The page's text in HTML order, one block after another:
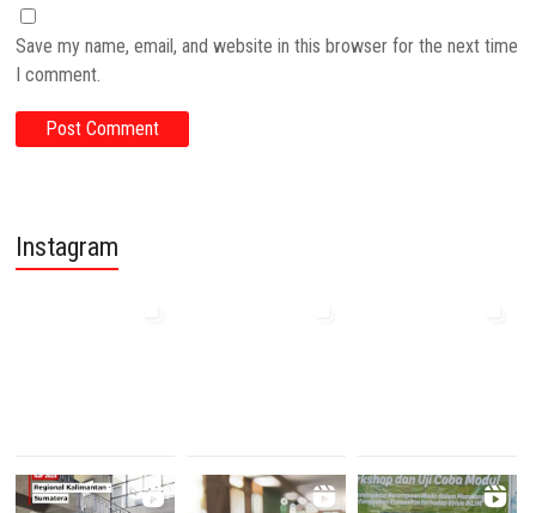
Save my name, email, and website in this browser for the next time
I comment.
Instagram